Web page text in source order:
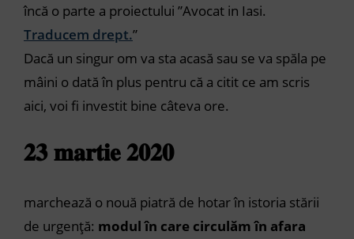
încă o parte a proiectului ”Avocat in Iasi.
Traducem drept.”
Dacă un singur om va sta acasă sau se va spăla pe
mâini o dată în plus pentru că a citit ce am scris
aici, voi fi investit bine câteva ore.
𝟐𝟑 𝐦𝐚𝐫𝐭𝐢𝐞 𝟐𝟎𝟐𝟎
marchează o nouă piatră de hotar în istoria stării
de urgență: modul în care circulăm în afara